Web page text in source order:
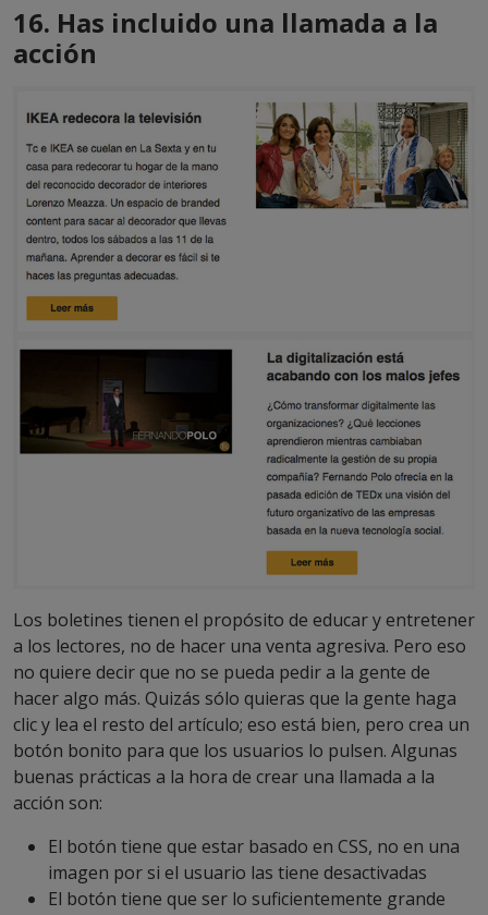
16. Has incluido una llamada a la
acción
Los boletines tienen el propósito de educar y entretener
a los lectores, no de hacer una venta agresiva. Pero eso
no quiere decir que no se pueda pedir a la gente de
hacer algo más. Quizás sólo quieras que la gente haga
clic y lea el resto del artículo; eso está bien, pero crea un
botón bonito para que los usuarios lo pulsen. Algunas
buenas prácticas a la hora de crear una llamada a la
acción son:
El botón tiene que estar basado en CSS, no en una
imagen por si el usuario las tiene desactivadas
El botón tiene que ser lo suficientemente grande